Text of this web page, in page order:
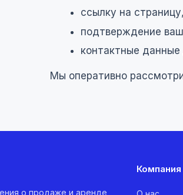
ссылку на
подтверждение
контактные данные
Мы оперативно
о продаже и аренде
Компания